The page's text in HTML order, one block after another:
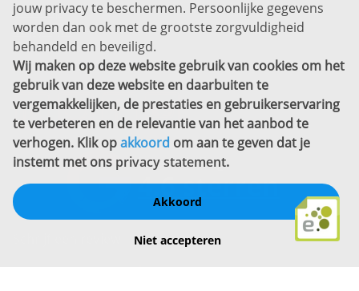
Sitemap
Copyright
Bekijk ook eens
jouw privacy te beschermen. Persoonlijke gegevens
worden dan ook met de grootste zorgvuldigheid
behandeld en beveiligd.
Wij maken op deze website gebruik van cookies om het
gebruik van deze website en daarbuiten te
vergemakkelijken, de prestaties en gebruikerservaring
te verbeteren en de relevantie van het aanbod te
verhogen. Klik opakkoord om aan te geven dat je
instemt met ons privacy statement.
Akkoord
Niet accepteren